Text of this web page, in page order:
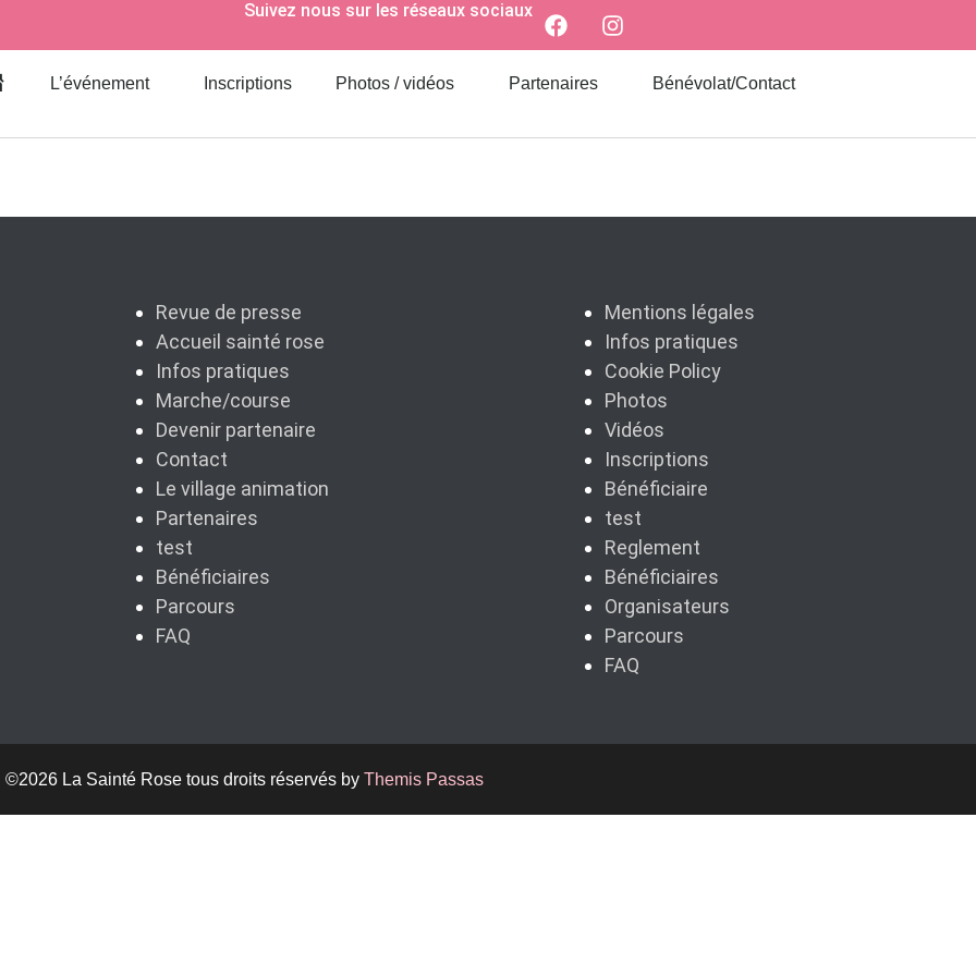
Suivez nous sur les réseaux sociaux
L’événement Inscriptions Photos / vidéos Partenaires Bénévolat/Contact
Revue de presse
Accueil sainté rose
Infos pratiques
Marche/course
Devenir partenaire
Contact
Le village animation
Partenaires
test
Bénéficiaires
Parcours
FAQ
Mentions légales
Infos pratiques
Cookie Policy
Photos
Vidéos
Inscriptions
Bénéficiaire
test
Reglement
Bénéficiaires
Organisateurs
Parcours
FAQ
©2026 La Sainté Rose tous droits réservés by Themis Passas